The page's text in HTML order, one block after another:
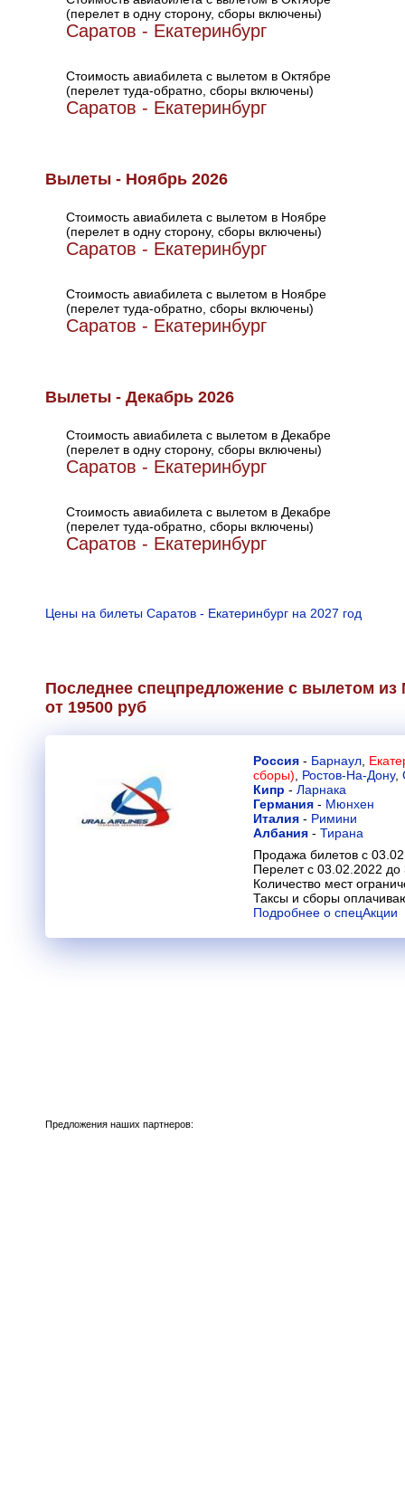
(перелет в одну сторону, сборы включены)
Саратов - Екатеринбург
Стоимость авиабилета с вылетом в Октябре
(перелет туда-обратно, сборы включены)
Саратов - Екатеринбург
Вылеты - Ноябрь 2026
Стоимость авиабилета с вылетом в Ноябре
(перелет в одну сторону, сборы включены)
Саратов - Екатеринбург
Стоимость авиабилета с вылетом в Ноябре
(перелет туда-обратно, сборы включены)
Саратов - Екатеринбург
Вылеты - Декабрь 2026
Стоимость авиабилета с вылетом в Декабре
(перелет в одну сторону, сборы включены)
Саратов - Екатеринбург
Стоимость авиабилета с вылетом в Декабре
(перелет туда-обратно, сборы включены)
Саратов - Екатеринбург
Цены на билеты Саратов - Екатеринбург на 2027 год
Последнее спецпредложение с вылетом
от 19500 руб
Россия - Барнаул
сборы)
Ростов-На-Дону,
Кипр - Ларнака
Германия - Мюнхен
Италия - Римини
Албания - Тирана
Продажа билетов с
Перелет с 03.02.2022 до
Количество мест
Таксы и сборы
Подробнее о спецАкции
Предложения наших партнеров: